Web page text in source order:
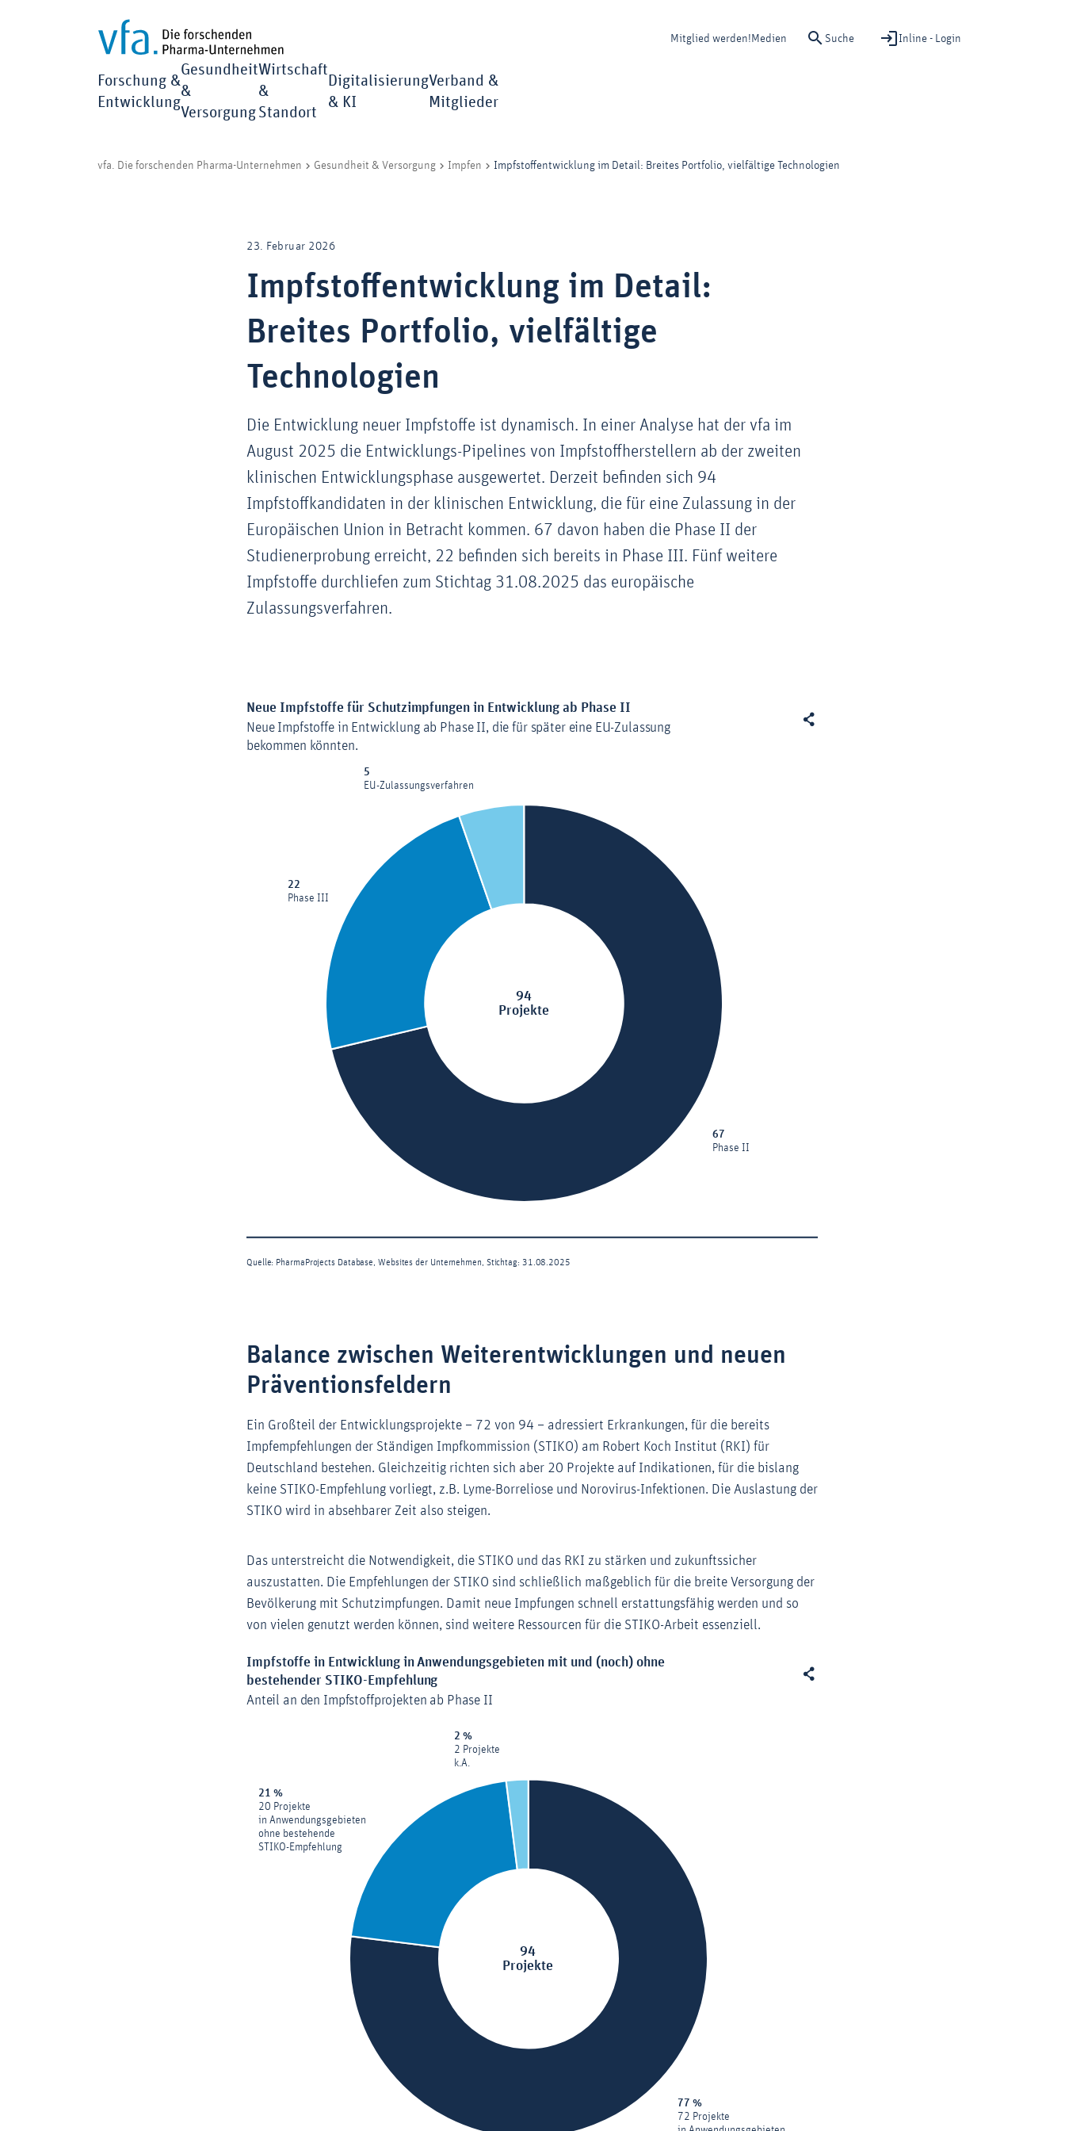
Mitglied werden! Medien Suche Inline - Login
Forschung &
Entwicklung
Gesundheit
&
Versorgung
Wirtschaft
&
Standort
Digitalisierung
& KI
Verband &
Mitglieder
vfa. Die forschenden Pharma-Unternehmen Gesundheit & Versorgung Impfen Impfstoffentwicklung im Detail: Breites Portfolio, vielfältige Technologien
23. Februar 2026
Impfstoffentwicklung im Detail:
Breites Portfolio, vielfältige
Technologien
Die Entwicklung neuer Impfstoffe ist dynamisch. In einer Analyse hat der vfa im
August 2025 die Entwicklungs-Pipelines von Impfstoffherstellern ab der zweiten
klinischen Entwicklungsphase ausgewertet. Derzeit befinden sich 94
Impfstoffkandidaten in der klinischen Entwicklung, die für eine Zulassung in der
Europäischen Union in Betracht kommen. 67 davon haben die Phase II der
Studienerprobung erreicht, 22 befinden sich bereits in Phase III. Fünf weitere
Impfstoffe durchliefen zum Stichtag 31.08.2025 das europäische
Zulassungsverfahren.
Balance zwischen Weiterentwicklungen und neuen
Präventionsfeldern
Ein Großteil der Entwicklungsprojekte – 72 von 94 – adressiert Erkrankungen, für die bereits
Impfempfehlungen der Ständigen Impfkommission (STIKO) am Robert Koch Institut (RKI) für
Deutschland bestehen. Gleichzeitig richten sich aber 20 Projekte auf Indikationen, für die bislang
keine STIKO-Empfehlung vorliegt, z.B. Lyme-Borreliose und Norovirus-Infektionen. Die Auslastung der
STIKO wird in absehbarer Zeit also steigen.
Das unterstreicht die Notwendigkeit, die STIKO und das RKI zu stärken und zukunftssicher
auszustatten. Die Empfehlungen der STIKO sind schließlich maßgeblich für die breite Versorgung der
Bevölkerung mit Schutzimpfungen. Damit neue Impfungen schnell erstattungsfähig werden und so
von vielen genutzt werden können, sind weitere Ressourcen für die STIKO-Arbeit essenziell.